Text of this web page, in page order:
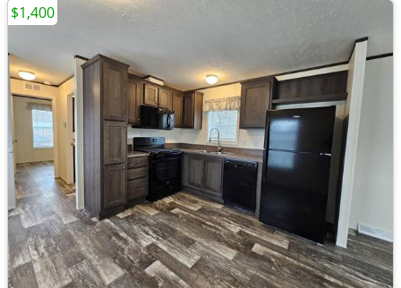
$1,400